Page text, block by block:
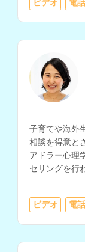
ビデオ 電
子育てや海外
相談を得意と
アドラー心理
セリングを行
ビデオ 電